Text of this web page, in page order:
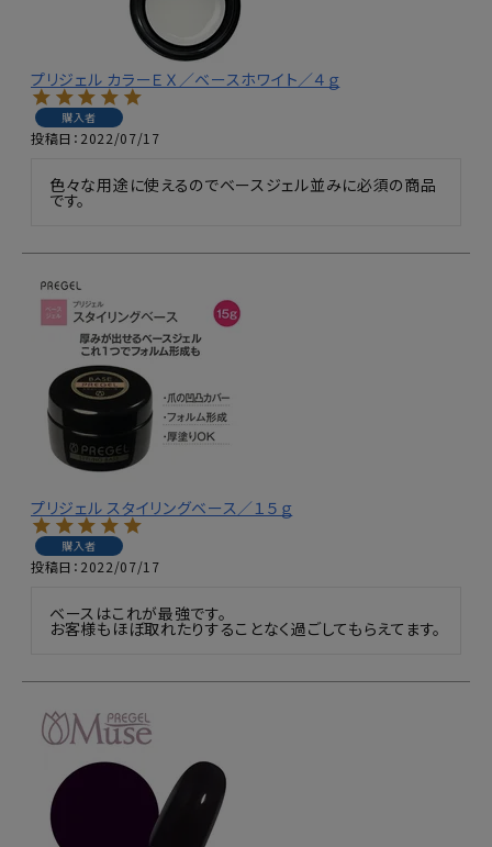
プリジェル カラーＥＸ／ベースホワイト／４ｇ
購入者
投稿日 2022/07/17
色々な用途に使えるのでベースジェル並みに必須の商品
です。
プリジェル スタイリングベース／１５ｇ
購入者
投稿日 2022/07/17
ベースはこれが最強です。
お客様もほぼ取れたりすることなく過ごしてもらえてます。